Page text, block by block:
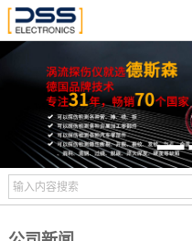
斯
动
态
品
展
检
测
合